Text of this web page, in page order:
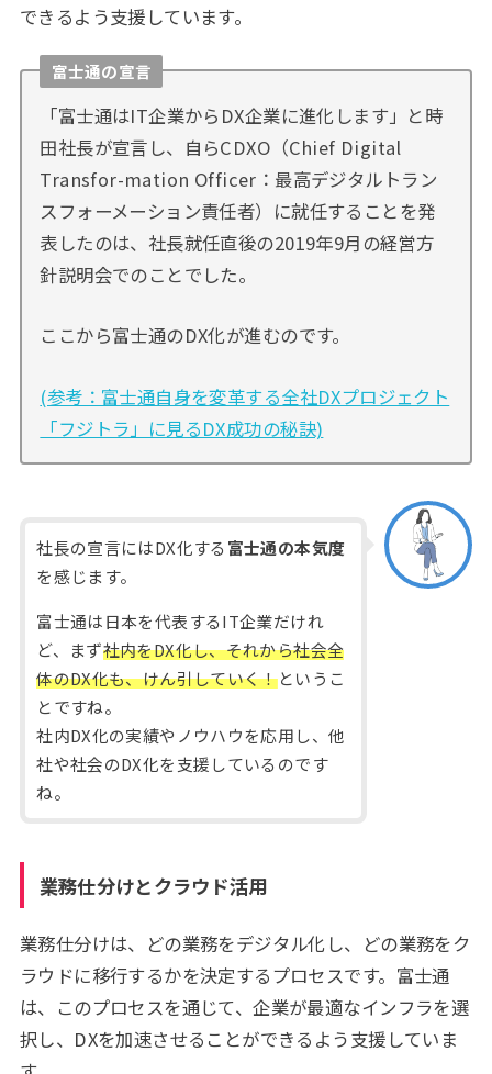
できるよう支援しています。
富士通の宣言
「富士通はIT企業からDX企業に進化します」と時
田社長が宣言し、自らCDXO（Chief Digital
Transfor-mation Officer：最高デジタルトラン
スフォーメーション責任者）に就任することを発
表したのは、社長就任直後の2019年9月の経営方
針説明会でのことでした。
ここから富士通のDX化が進むのです。
(参考：富士通自身を変革する全社DXプロジェクト
「フジトラ」に見るDX成功の秘訣)
社長の宣言にはDX化する 富士通の本気度
を感じます。
富士通は日本を代表するIT企業だけれ
ど、まず社内をDX化し、それから社会全
体のDX化も、けん引していく！というこ
とですね。
社内DX化の実績やノウハウを応用し、他
社や社会のDX化を支援しているのです
ね。
業務仕分けとクラウド活用
業務仕分けは、どの業務をデジタル化し、どの業務をク
ラウドに移行するかを決定するプロセスです。富士通
は、このプロセスを通じて、企業が最適なインフラを選
択し、DXを加速させることができるよう支援していま